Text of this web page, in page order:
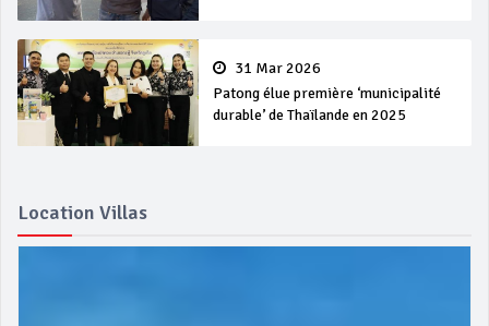
31 Mar 2026
Patong élue première ‘municipalité
durable’ de Thaïlande en 2025
Location Villas